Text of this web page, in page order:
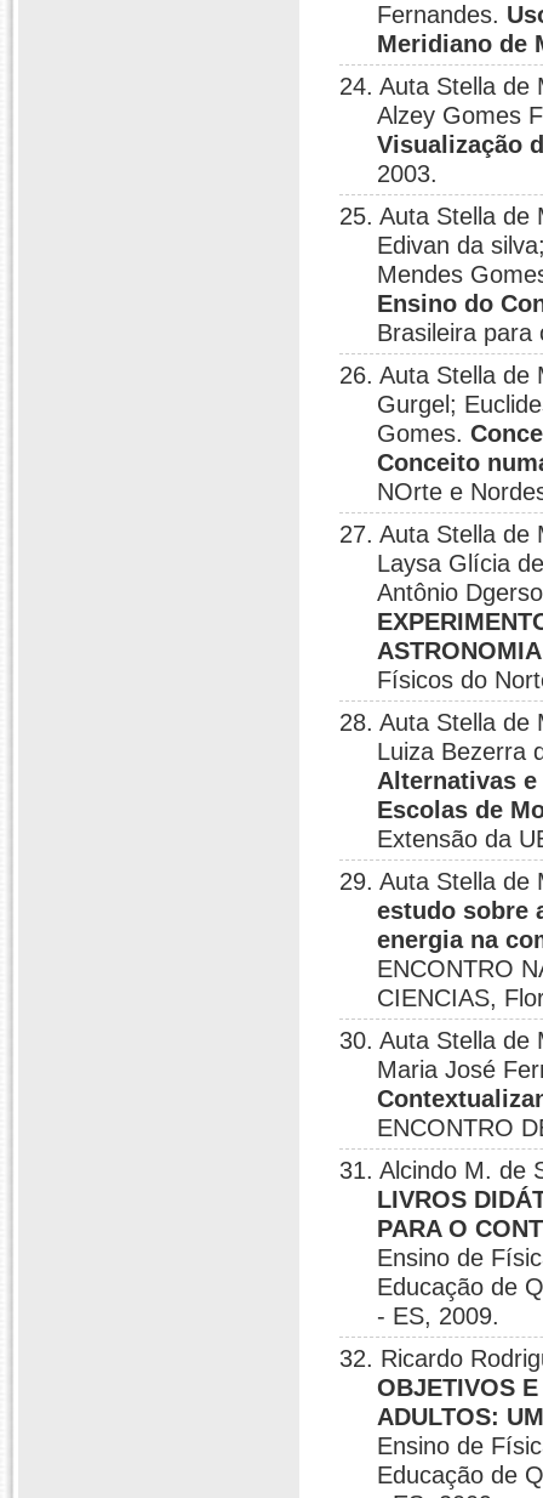
Fernandes.
Meridiano de
24. Auta Stella de
Alzey Gomes
Visualização
2003.
25. Auta Stella de
Edivan da
Mendes
Ensino do
Brasileira para
26. Auta Stella de
Gurgel;
Gomes.
Conceito
NOrte e
27. Auta Stella de
Laysa Glícia
Antônio
Físicos do
28. Auta Stella de
Luiza Bezerra
Alternativas
Escolas de
Extensão da
29. Auta Stella de
estudo sobre
energia na
ENCONTRO
CIENCIAS,
30. Auta Stella de
Maria José
ENCONTRO
31. Alcindo M. de
LIVROS
PARA O
Ensino de
Educação de
- ES, 2009.
32. Ricardo
OBJETIVOS
ADULTOS:
Ensino de
Educação de